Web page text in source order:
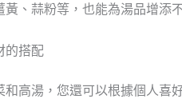
黃、蒜粉等，也能為湯品增添
的搭配
和高湯，您還可以根據個人喜